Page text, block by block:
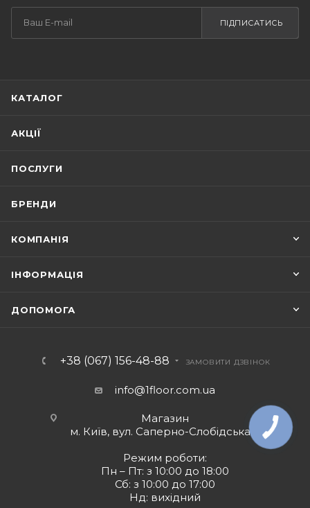
ПІДПИСАТИСЬ
КАТАЛОГ
АКЦІЇ
ПОСЛУГИ
БРЕНДИ
КОМПАНІЯ
ІНФОРМАЦІЯ
ДОПОМОГА
+38 (067) 156-48-88 ЗАМОВИТИ ДЗВІНОК
info@1floor.com.ua
Магазин
м. Київ, вул. Саперно-Слобідська 8
Режим роботи:
Пн – Пт: з 10:00 до 18:00
Сб: з 10:00 до 17:00
Нд: вихідний